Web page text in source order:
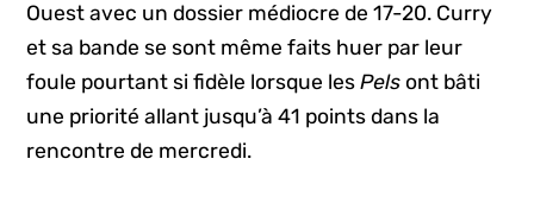
Ouest avec un dossier médiocre de 17-20. Curry
et sa bande se sont même faits huer par leur
foule pourtant si fidèle lorsque lesPelsont bâti
une priorité allant jusqu’à 41 points dans la
rencontre de mercredi.